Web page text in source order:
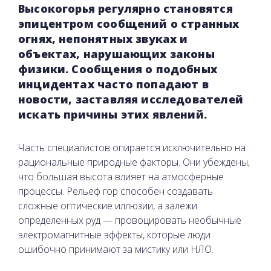
Высокогорья регулярно становятся
эпицентром сообщений о странных
огнях, непонятных звуках и
объектах, нарушающих законы
физики. Сообщения о подобных
инцидентах часто попадают в
новости, заставляя исследователей
искать причины этих явлений.
Часть специалистов опирается исключительно на
рациональные природные факторы. Они убеждены,
что большая высота влияет на атмосферные
процессы. Рельеф гор способен создавать
сложные оптические иллюзии, а залежи
определенных руд — провоцировать необычные
электромагнитные эффекты, которые люди
ошибочно принимают за мистику или НЛО.